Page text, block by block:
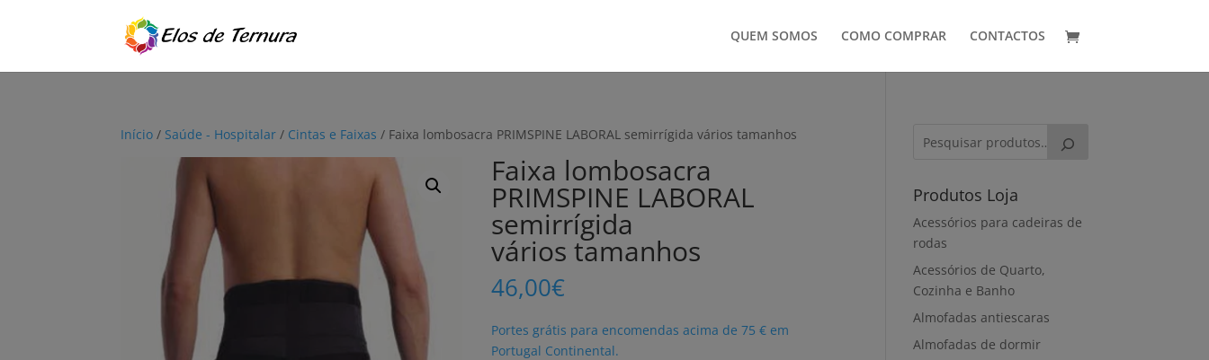
QUEM SOMOS COMO COMPRAR CONTACTOS
Início / Saúde - Hospitalar / Cintas e Faixas / Faixa lombosacra PRIMSPINE LABORAL semirrígida vários tamanhos
Faixa lombosacra
PRIMSPINE LABORAL
semirrígida
vários tamanhos
46,00€
Portes grátis para encomendas acima de 75 € em
Portugal Continental.
Produtos Loja
Acessórios para cadeiras de
rodas
Acessórios de Quarto,
Cozinha e Banho
Almofadas antiescaras
Almofadas de dormir